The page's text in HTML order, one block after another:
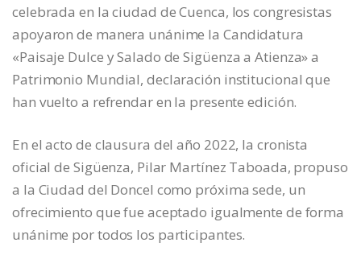
celebrada en la ciudad de Cuenca, los congresistas
apoyaron de manera unánime la Candidatura
«Paisaje Dulce y Salado de Sigüenza a Atienza» a
Patrimonio Mundial, declaración institucional que
han vuelto a refrendar en la presente edición.
En el acto de clausura del año 2022, la cronista
oficial de Sigüenza, Pilar Martínez Taboada, propuso
a la Ciudad del Doncel como próxima sede, un
ofrecimiento que fue aceptado igualmente de forma
unánime por todos los participantes.